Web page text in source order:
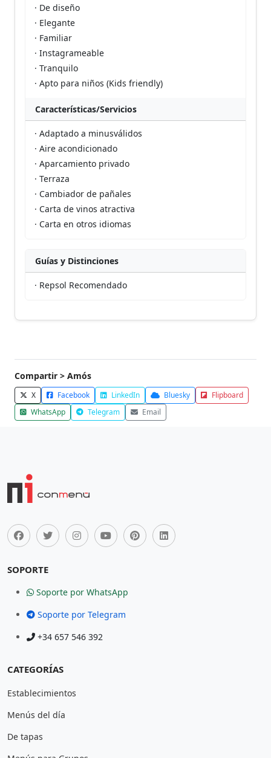
· De diseño
· Elegante
· Familiar
· Instagrameable
· Tranquilo
· Apto para niños (Kids friendly)
Características/Servicios
· Adaptado a minusválidos
· Aire acondicionado
· Aparcamiento privado
· Terraza
· Cambiador de pañales
· Carta de vinos atractiva
· Carta en otros idiomas
Guías y Distinciones
· Repsol Recomendado
Compartir > Amós
X Facebook LinkedIn Bluesky
Flipboard
WhatsApp
Telegram Email
SOPORTE
Soporte por WhatsApp
Soporte por Telegram
+34 657 546 392
CATEGORÍAS
Establecimientos
Menús del día
De tapas